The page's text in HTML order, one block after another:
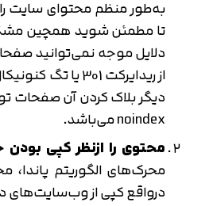
به‌طور منظم محتوای سایت
تا مطمئن شوید همچین
دلایل موجه نمی‌توانید
از ریدایرکت 301
noindex می‌باشد.
محتوی را ازنظر کپی
محرک‌های الگوریتم پاندا،
درواقع کپی از وب‌سایت‌های